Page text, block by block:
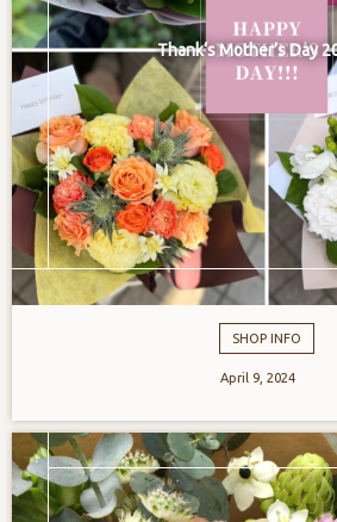
Thank‘s Mother’s Day
SHOP INFO
April 9 2024